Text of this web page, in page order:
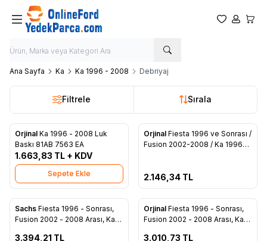
Favorilerim
Hesabım
Ana Sayfa Ka Ka 1996 - 2008 Debriyaj
Filtrele Sırala
Favorilere Ekle
Orjinal Ka 1996 - 2008 Luk
Baskı 81AB 7563 EA
1.663,83 TL + KDV
Sepete Ekle
Favorilere Ekle
Tükendi
Orjinal Fiesta 1996 ve Sonrası /
Fusion 2002-2008 / Ka 1996-
2.146,34 TL
Favorilere Ekle
Sachs Fiesta 1996 - Sonrası,
Fusion 2002 - 2008 Arası, Ka
3.394,21 TL
Favorilere Ekle
Tükendi
Orjinal Fiesta 1996 - Sonrası,
Fusion 2002 - 2008 Arası, Ka
3.010,73 TL